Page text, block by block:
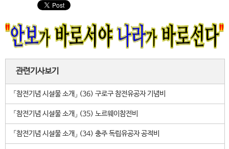
관련기사보기
「참전기념 시설물 소개」 (36) 구로구 참전유공자 기념비
「참전기념 시설물 소개」 (35) 노르웨이참전비
「참전기념 시설물 소개」 (34) 충주 독립유공자 공적비